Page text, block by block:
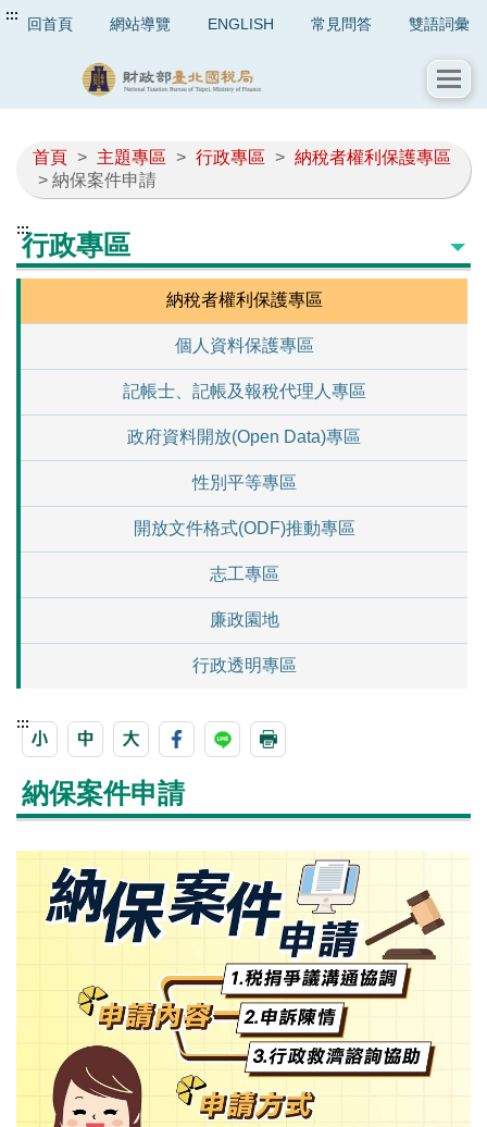
::: 回首頁 網站導覽 ENGLISH 常見問答 雙語詞彙
首頁 > 主題專區 > 行政專區 > 納稅者權利保護專區
> 納保案件申請
:::行政專區
納稅者權利保護專區
個人資料保護專區
記帳士、記帳及報稅代理人專區
政府資料開放(Open Data)專區
性別平等專區
開放文件格式(ODF)推動專區
志工專區
廉政園地
行政透明專區
:::
納保案件申請